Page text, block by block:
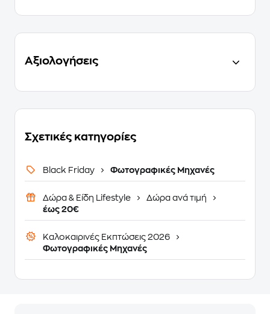
Αξιολογήσεις
Σχετικές κατηγορίες
Black Friday Φωτογραφικές Μηχανές
Δώρα & Είδη Lifestyle
Δώρα ανά τιμή
έως 20€
Καλοκαιρινές Εκπτώσεις 2026
Φωτογραφικές Μηχανές